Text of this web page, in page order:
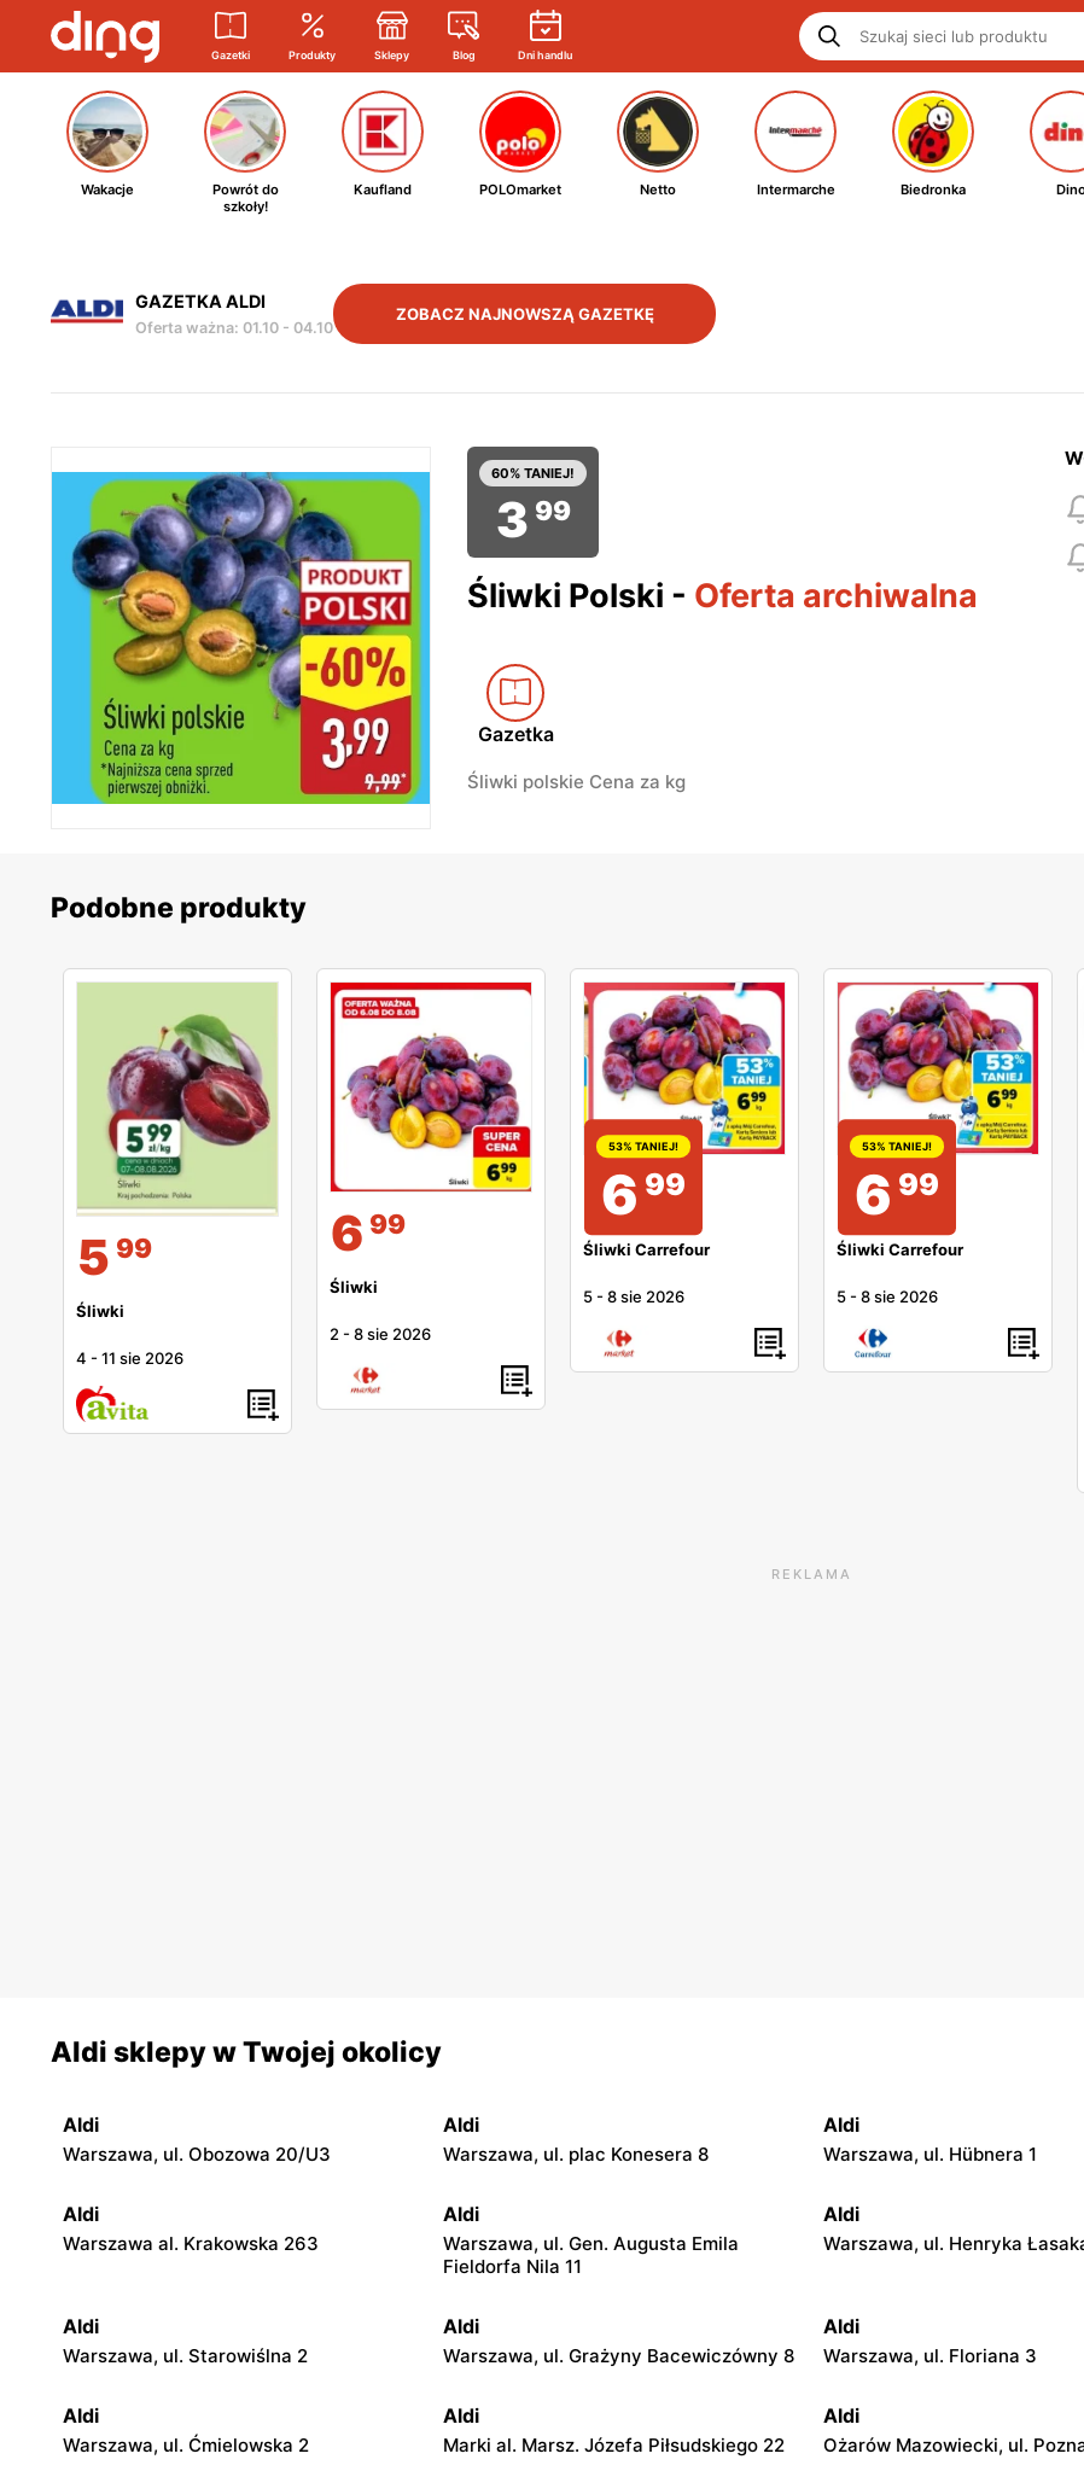
Gazetki Produkty Sklepy Blog Dni handlu
Wakacje
Powrót do
szkoły!
Kaufland POLOmarket Netto Intermarche Biedronka
GAZETKA ALDI
Oferta ważna: 01.10 - 04.10
ZOBACZ NAJNOWSZĄ GAZETKĘ
60% TANIEJ!
3 99
Śliwki Polski - Oferta archiwalna
Gazetka
Śliwki polskie Cena za kg
Podobne produkty
5 99
Śliwki
4 -11 sie 2026
6 99
Śliwki
2 -8 sie 2026
53% TANIEJ!
6 99
Śliwki Carrefour
5 -8 sie 2026
53% TANIEJ!
6 99
Śliwki Carrefour
5 -8 sie 2026
REKLAMA
Aldi sklepy w Twojej okolicy
Aldi
Warszawa, ul. Obozowa 20/U3
Aldi
Warszawa, ul. plac Konesera 8
Aldi
Warszawa, ul. Hübnera 1
Aldi
Warszawa al. Krakowska 263
Aldi
Warszawa, ul. Gen. Augusta Emila
Fieldorfa Nila 11
Aldi
Warszawa, ul. Henryka
Aldi
Warszawa, ul. Starowiślna 2
Aldi
Warszawa, ul. Grażyny Bacewiczówny 8
Aldi
Warszawa, ul. Floriana 3
Aldi
Warszawa, ul. Ćmielowska 2
Aldi
Marki al. Marsz. Józefa Piłsudskiego 22
Aldi
Ożarów Mazowiecki, ul.